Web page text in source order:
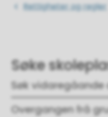
Du er her:
Rettigheter og regler
Søke
Søk
Overgangen frå